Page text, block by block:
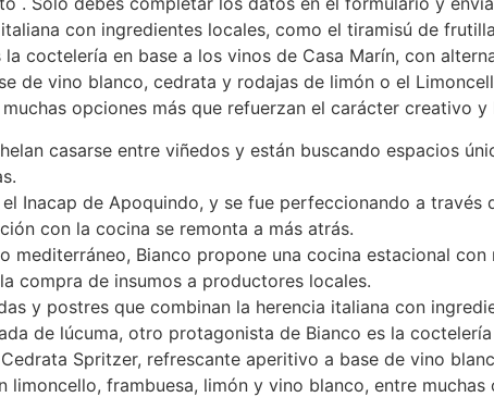
con ingredientes locales, como el tiramisú de
coctelería en base a los vinos de Casa Marín, con
de vino blanco, cedrata y rodajas de limón o el
opciones más que refuerzan el carácter creativo
casarse entre viñedos y están buscando espacios
Inacap de Apoquindo, y se fue perfeccionando a través
con la cocina se remonta a más atrás.
mediterráneo, Bianco propone una cocina estacional
compra de insumos a productores locales.
y postres que combinan la herencia italiana con
de lúcuma, otro protagonista de Bianco es la
Spritzer, refrescante aperitivo a base de vino
limoncello, frambuesa, limón y vino blanco, entre